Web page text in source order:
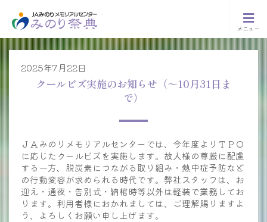
メニュー
2025年7月22日
クールビズ実施のお知らせ（～10月31日ま
で）
ＪＡみのりメモリアルセンターでは、今年度よりＴＰＯ
に応じたクールビズを実施します。故人様の尊厳に配慮
する一方、脱炭素につながる取り組み・熱中症予防など
の行動変容が求められる時代です。弊社スタッフは、お
迎え・通夜・告別式・納棺時等以外は軽装で業務してお
ります。利用者様におかれましては、ご理解賜りますよ
う、よろしくお願い申し上げます。